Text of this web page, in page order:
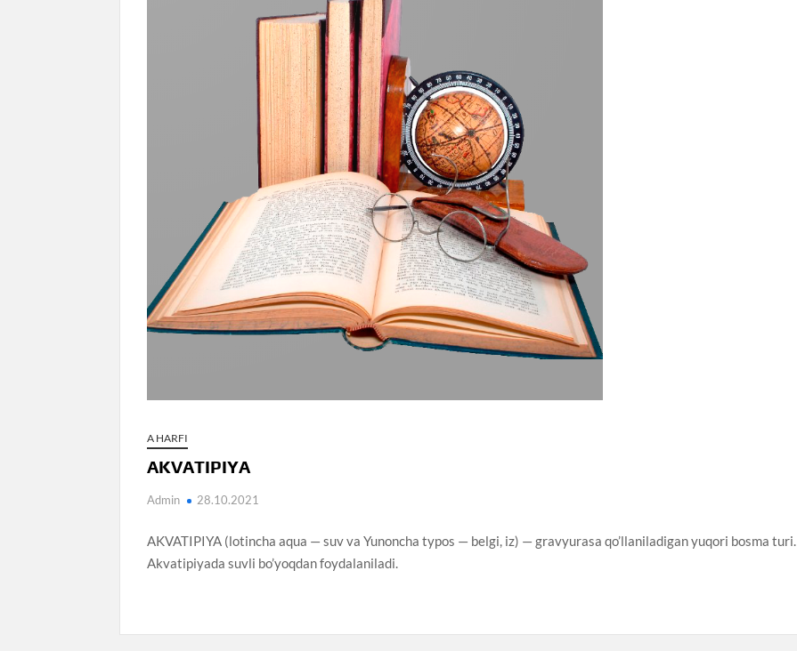
A HARFI
AKVATIPIYA
Admin 28.10.2021
AKVATIPIYA (lotincha aqua — suv va Yunoncha typos — belgi, iz) — gravyurasa qo’llaniladigan yuqori bosma turi.
Akvatipiyada suvli bo’yoqdan foydalaniladi.